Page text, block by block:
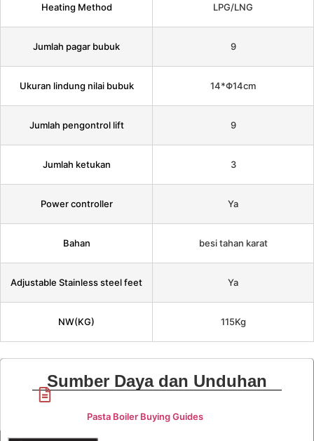
Heating Method LPG/LNG
Jumlah pagar bubuk 9
Ukuran lindung nilai bubuk 14*Φ14cm
Jumlah pengontrol lift 9
Jumlah ketukan 3
Power controller Ya
Bahan besi tahan karat
Adjustable Stainless steel feet Ya
NW(KG) 115Kg
Sumber Daya dan Unduhan
Pasta Boiler Buying Guides